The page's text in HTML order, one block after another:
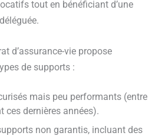
tout en bénéficiant d’une
d’assurance-vie propose
de supports :
mais peu performants (entre
ces dernières années).
non garantis, incluant des